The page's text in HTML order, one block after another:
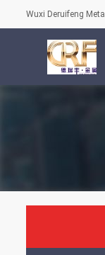
Wuxi Deruifeng